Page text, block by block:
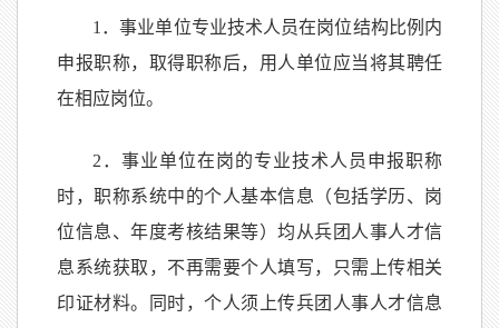
1．事业单位专业技术人员在岗位结构比例内
申报职称，取得职称后，用人单位应当将其聘任
在相应岗位。
2．事业单位在岗的专业技术人员申报职称
时，职称系统中的个人基本信息（包括学历、岗
位信息、年度考核结果等）均从兵团人事人才信
息系统获取，不再需要个人填写，只需上传相关
印证材料。同时，个人须上传兵团人事人才信息